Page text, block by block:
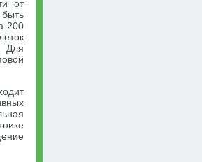
от
200
Для